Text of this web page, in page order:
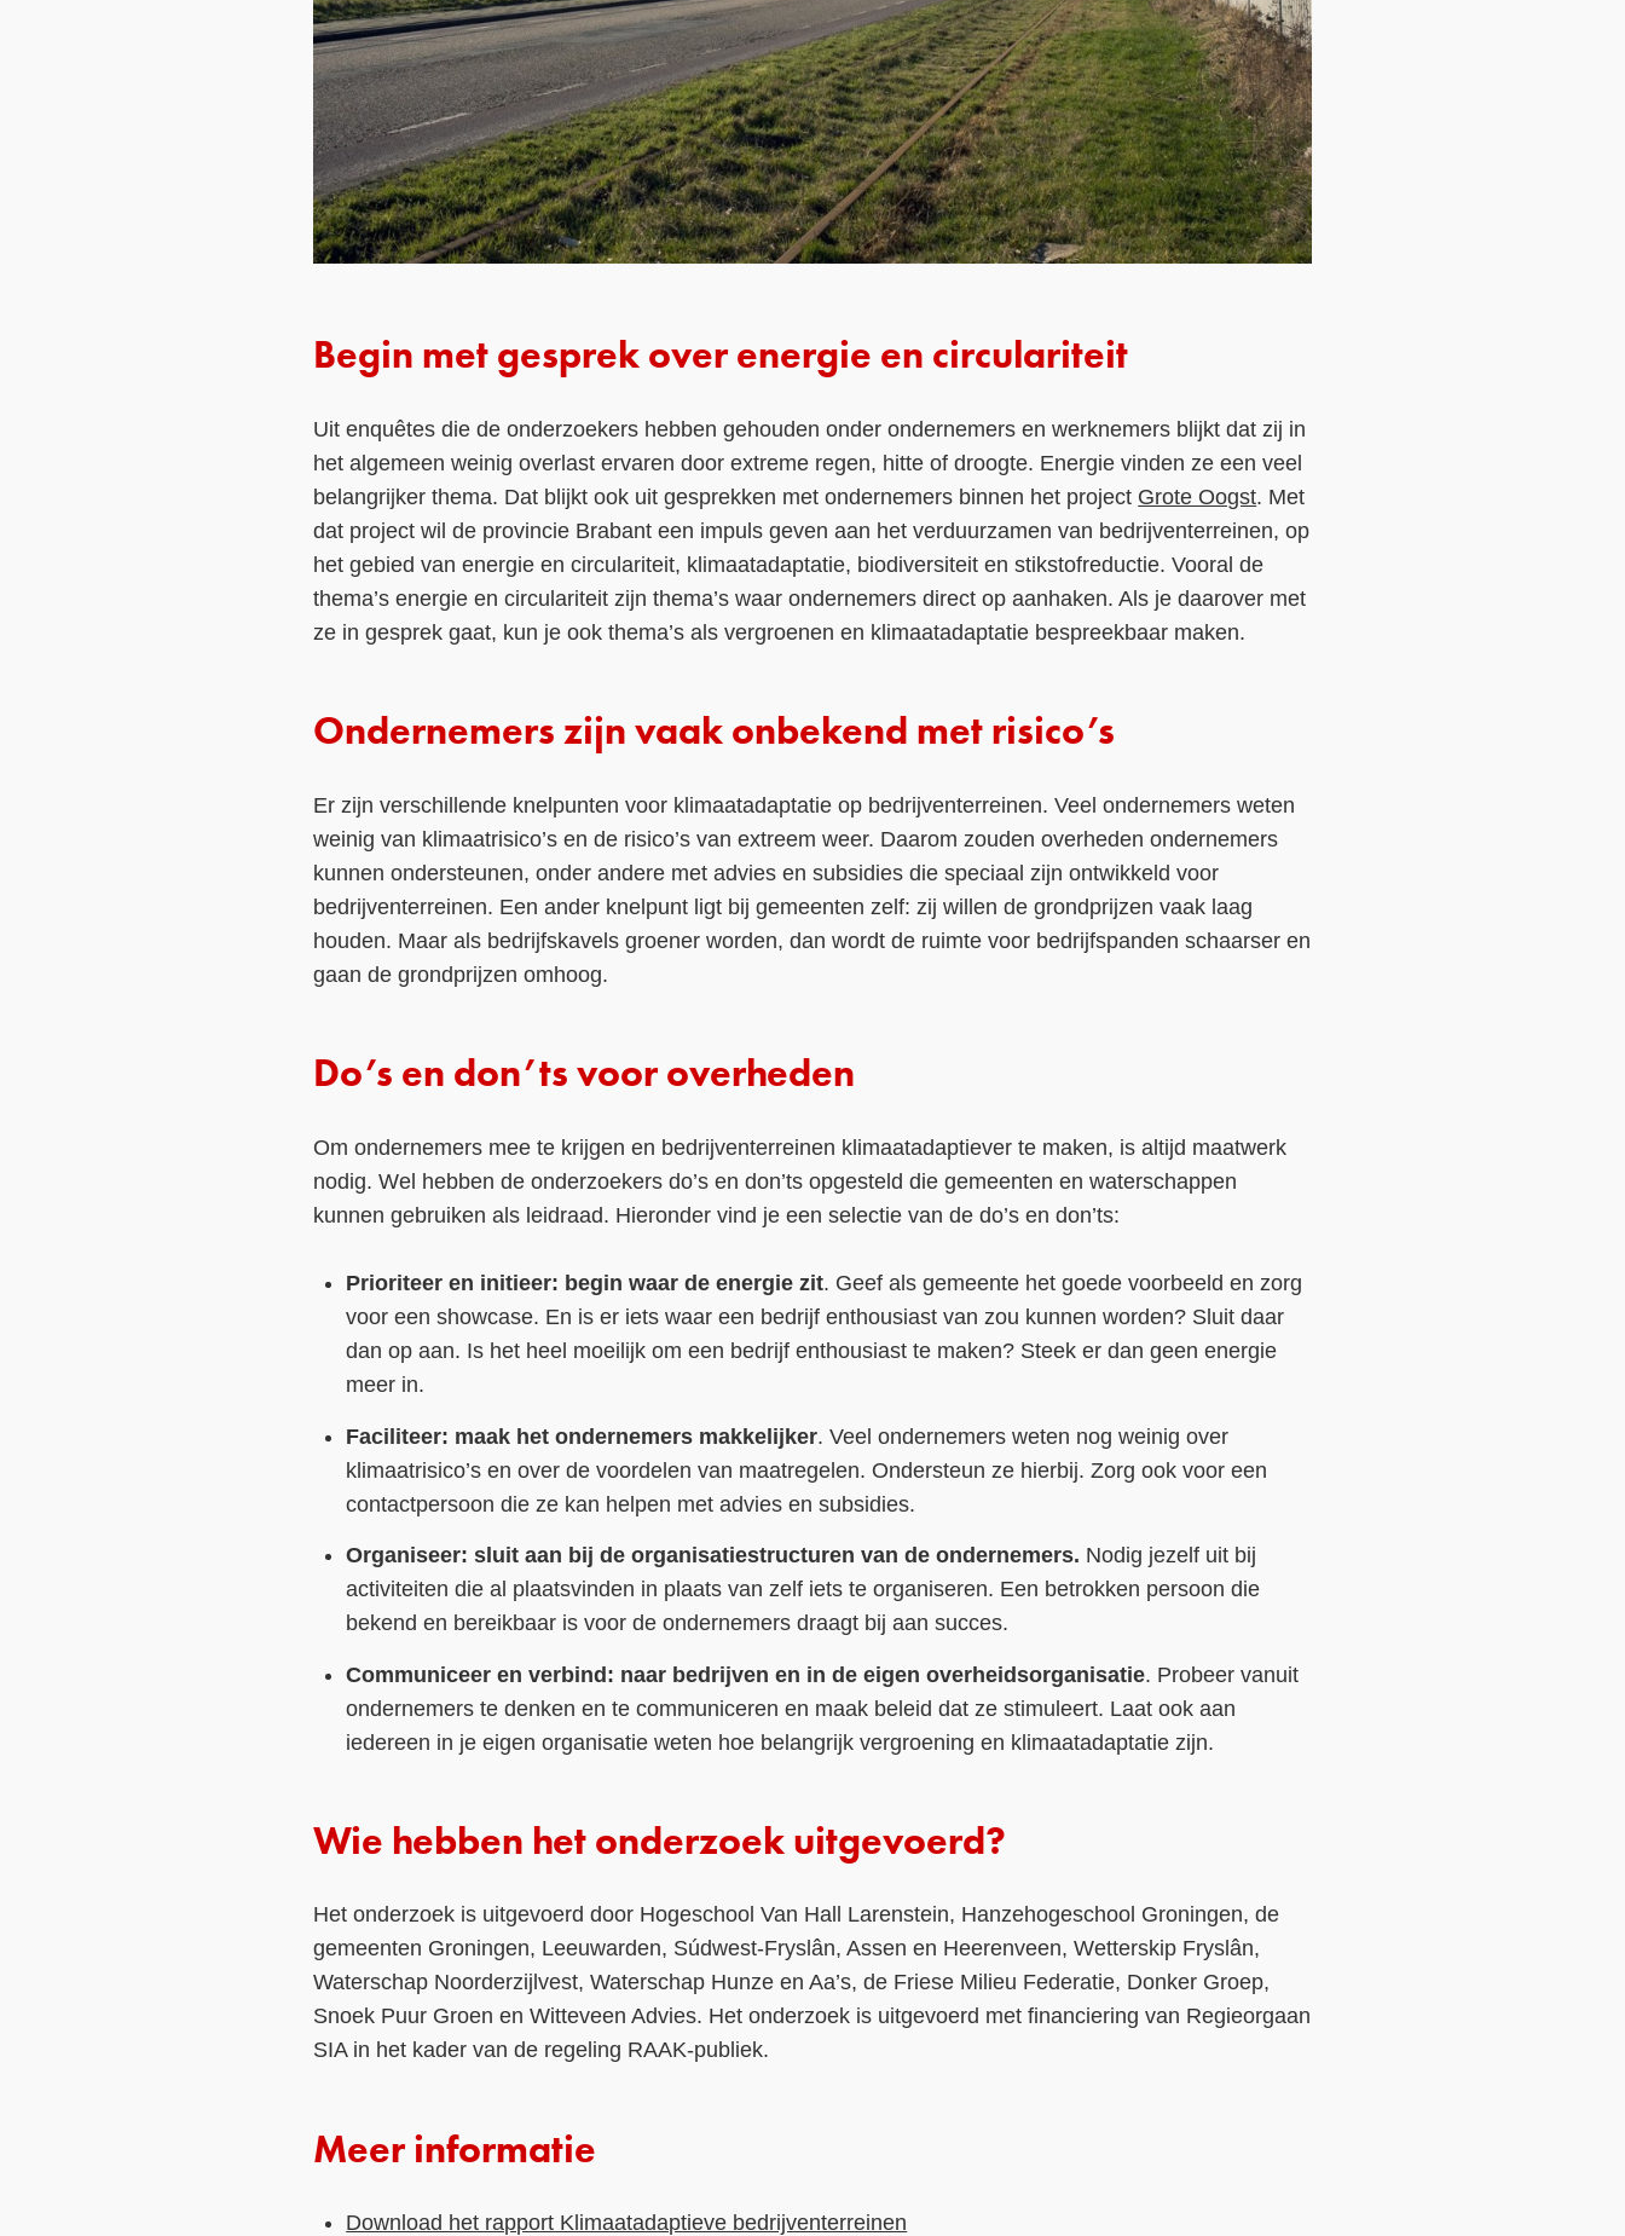
Begin met gesprek over energie en circulariteit
Uit enquêtes die de onderzoekers hebben gehouden onder ondernemers en werknemers blijkt dat zij in
het algemeen weinig overlast ervaren door extreme regen, hitte of droogte. Energie vinden ze een veel
belangrijker thema. Dat blijkt ook uit gesprekken met ondernemers binnen het project Grote Oogst. Met
dat project wil de provincie Brabant een impuls geven aan het verduurzamen van bedrijventerreinen, op
het gebied van energie en circulariteit, klimaatadaptatie, biodiversiteit en stikstofreductie. Vooral de
thema’s energie en circulariteit zijn thema’s waar ondernemers direct op aanhaken. Als je daarover met
ze in gesprek gaat, kun je ook thema’s als vergroenen en klimaatadaptatie bespreekbaar maken.
Ondernemers zijn vaak onbekend met risico’s
Er zijn verschillende knelpunten voor klimaatadaptatie op bedrijventerreinen. Veel ondernemers weten
weinig van klimaatrisico’s en de risico’s van extreem weer. Daarom zouden overheden ondernemers
kunnen ondersteunen, onder andere met advies en subsidies die speciaal zijn ontwikkeld voor
bedrijventerreinen. Een ander knelpunt ligt bij gemeenten zelf: zij willen de grondprijzen vaak laag
houden. Maar als bedrijfskavels groener worden, dan wordt de ruimte voor bedrijfspanden schaarser en
gaan de grondprijzen omhoog.
Do’s en don’ts voor overheden
Om ondernemers mee te krijgen en bedrijventerreinen klimaatadaptiever te maken, is altijd maatwerk
nodig. Wel hebben de onderzoekers do’s en don’ts opgesteld die gemeenten en waterschappen
kunnen gebruiken als leidraad. Hieronder vind je een selectie van de do’s en don’ts:
Prioriteer en initieer: begin waar de energie zit. Geef als gemeente het goede voorbeeld en zorg
voor een showcase. En is er iets waar een bedrijf enthousiast van zou kunnen worden? Sluit daar
dan op aan. Is het heel moeilijk om een bedrijf enthousiast te maken? Steek er dan geen energie
meer in.
Faciliteer: maak het ondernemers makkelijker. Veel ondernemers weten nog weinig over
klimaatrisico’s en over de voordelen van maatregelen. Ondersteun ze hierbij. Zorg ook voor een
contactpersoon die ze kan helpen met advies en subsidies.
Organiseer: sluit aan bij de organisatiestructuren van de ondernemers. Nodig jezelf uit bij
activiteiten die al plaatsvinden in plaats van zelf iets te organiseren. Een betrokken persoon die
bekend en bereikbaar is voor de ondernemers draagt bij aan succes.
Communiceer en verbind: naar bedrijven en in de eigen overheidsorganisatie. Probeer vanuit
ondernemers te denken en te communiceren en maak beleid dat ze stimuleert. Laat ook aan
iedereen in je eigen organisatie weten hoe belangrijk vergroening en klimaatadaptatie zijn.
Wie hebben het onderzoek uitgevoerd?
Het onderzoek is uitgevoerd door Hogeschool Van Hall Larenstein, Hanzehogeschool Groningen, de
gemeenten Groningen, Leeuwarden, Súdwest-Fryslân, Assen en Heerenveen, Wetterskip Fryslân,
Waterschap Noorderzijlvest, Waterschap Hunze en Aa’s, de Friese Milieu Federatie, Donker Groep,
Snoek Puur Groen en Witteveen Advies. Het onderzoek is uitgevoerd met financiering van Regieorgaan
SIA in het kader van de regeling RAAK-publiek.
Meer informatie
Download het rapport Klimaatadaptieve bedrijventerreinen